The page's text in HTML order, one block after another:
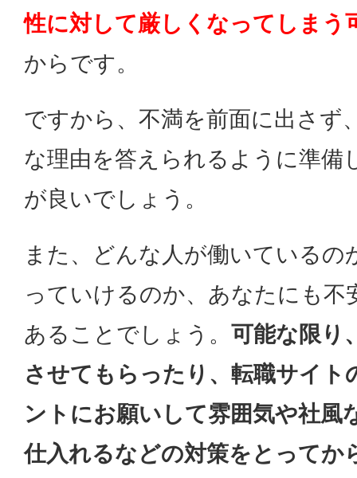
性に対して厳しくなってしまう
からです。
ですから、不満を前面に出さず
な理由を答えられるように準備
が良いでしょう。
また、どんな人が働いているの
っていけるのか、あなたにも不
あることでしょう。 可能な限り
させてもらったり、転職サイト
ントにお願いして雰囲気や社風
仕入れるなどの対策をとってか